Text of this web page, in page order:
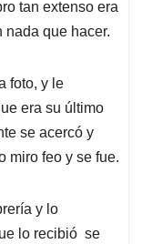
tan extenso era
nada que hacer.
foto, y le
era su último
se acercó y
miro feo y se fue.
y lo
lo recibió se